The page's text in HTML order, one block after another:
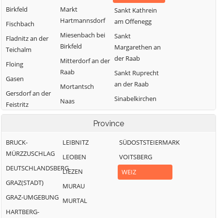
Birkfeld
Fischbach
Fladnitz an der
Teichalm
Floing
Gasen
Gersdorf an der
Feistritz
Stenzengreith
der Raab
Markt
Hartmannsdorf
Miesenbach bei
Birkfeld
Mitterdorf an der
Raab
Mortantsch
Naas
Passail
Kulm
Puch bei Weiz
Ratten
Sankt Kathrein
am Offenegg
Sankt
Margarethen an
der Raab
Sankt Ruprecht
an der Raab
Sinabelkirchen
Strallegg
Thannhausen
Weiz
Province
BRUCK-
MÜRZZUSCHLAG
DEUTSCHLANDSBERG
GRAZ(STADT)
GRAZ-UMGEBUNG
HARTBERG-
LEIBNITZ
LEOBEN
LIEZEN
MURAU
MURTAL
SÜDOSTSTEIERMARK
VOITSBERG
WEIZ